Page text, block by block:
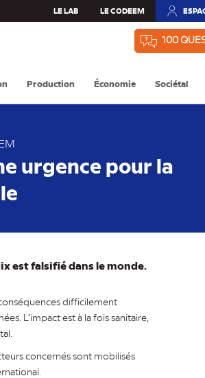
LE LAB LE CODEEM
(NOUVEL
100
Production Économie Sociétal
urgence pour la
est falsifié dans le monde.
difficilement
L’impact est à la fois sanitaire,
concernés sont mobilisés